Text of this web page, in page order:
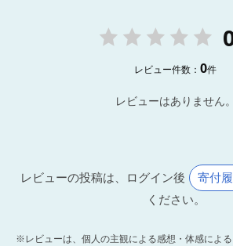
レビュー件数：0件
レビューはありません。
レビューの投稿は、ログイン後 寄付
ください。
※レビューは、個人の主観による感想・体感によ